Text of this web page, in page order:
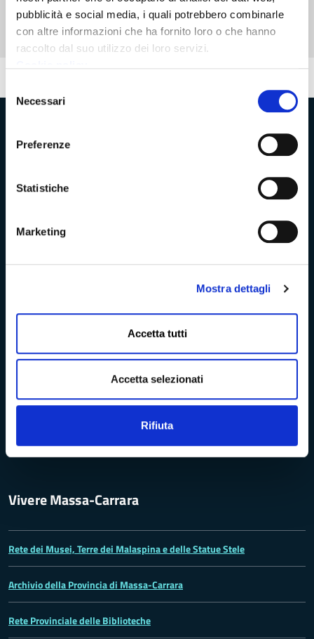
pubblicità e social media, i quali potrebbero combinarle
con altre informazioni che ha fornito loro o che hanno
raccolto dal suo utilizzo dei loro servizi.
delNecessari
Preferenze
Statistiche
Marketing
Mostra dettagli
Accetta tutti
Accetta selezionati
Rifiuta
Richieste di accesso
Vivere Massa-Carrara
Rete dei Musei, Terre dei Malaspina e delle Statue Stele
Archivio della Provincia di Massa-Carrara
Rete Provinciale delle Biblioteche